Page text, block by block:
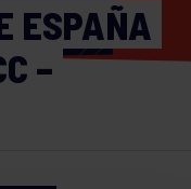
ESPAÑA
–